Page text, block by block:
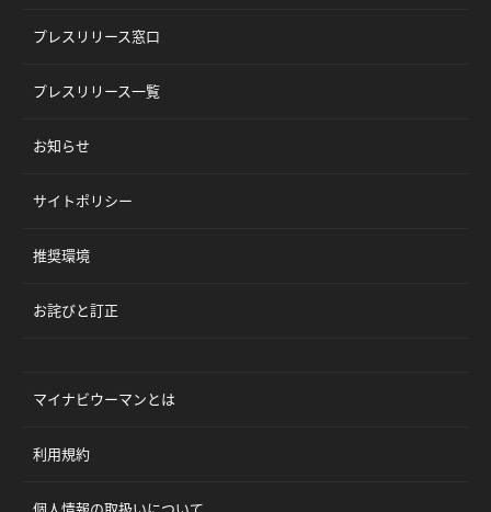
プレスリリース窓口
プレスリリース一覧
お知らせ
サイトポリシー
推奨環境
お詫びと訂正
マイナビウーマンとは
利用規約